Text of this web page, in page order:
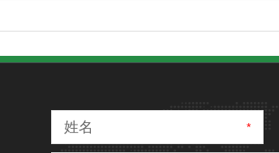
姓名 *